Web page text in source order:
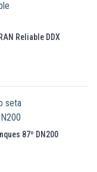
Reliable DDX
87º DN200